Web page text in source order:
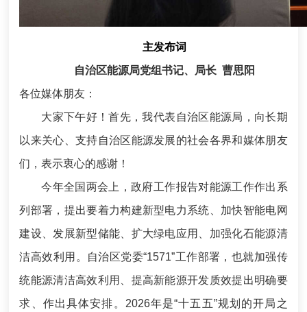
主发布词
自治区能源局党组书记、局长曹思阳
各位媒体朋友：
大家下午好！首先，我代表自治区能源局，向长期
以来关心、支持自治区能源发展的社会各界和媒体朋友
们，表示衷心的感谢！
今年全国两会上，政府工作报告对能源工作作出系
列部署，提出要着力构建新型电力系统、加快智能电网
建设、发展新型储能、扩大绿电应用、加强化石能源清
洁高效利用。自治区党委“1571”工作部署，也就加强传
统能源清洁高效利用、提高新能源开发质效提出明确要
求、作出具体安排。2026年是“十五五”规划的开局之